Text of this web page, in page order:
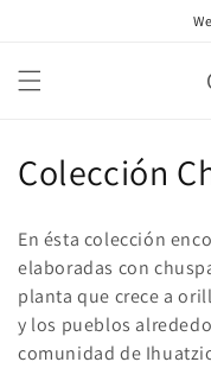
C
l
e
c
Colección
En ésta colección
elaboradas con
planta que crece a
y los pueblos
comunidad de